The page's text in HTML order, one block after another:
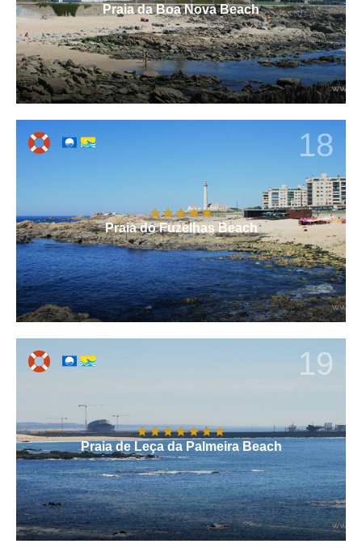
Praia da Boa Nova Beach
18
Praia do Fuzelhas Beach
19
Praia de Leça da Palmeira Beach